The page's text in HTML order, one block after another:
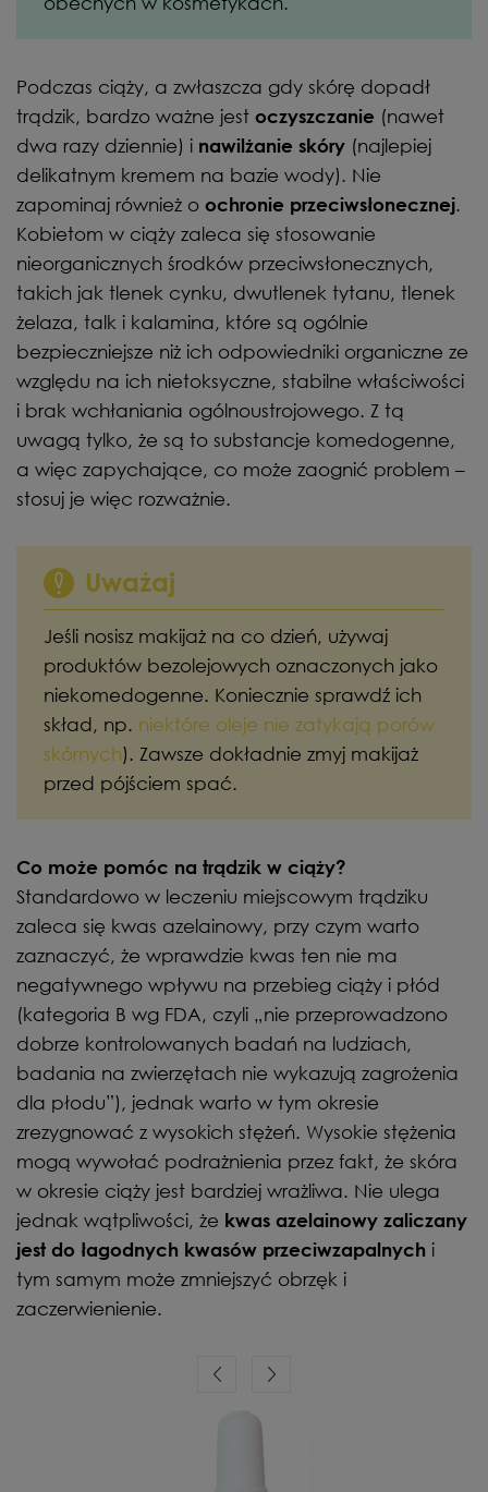
Podczas ciąży, a zwłaszcza gdy skórę dopadł
trądzik, bardzo ważne jest oczyszczanie (nawet
dwa razy dziennie) i nawilżanie skóry (najlepiej
delikatnym kremem na bazie wody). Nie
zapominaj również o ochronie przeciwsłonecznej.
Kobietom w ciąży zaleca się stosowanie
nieorganicznych środków przeciwsłonecznych,
takich jak tlenek cynku, dwutlenek tytanu, tlenek
żelaza, talk i kalamina, które są ogólnie
bezpieczniejsze niż ich odpowiedniki organiczne ze
względu na ich nietoksyczne, stabilne właściwości
i brak wchłaniania ogólnoustrojowego. Z tą
uwagą tylko, że są to substancje komedogenne,
a więc zapychające, co może zaognić problem –
stosuj je więc rozważnie.
Uważaj
Jeśli nosisz makijaż na co dzień, używaj
produktów bezolejowych oznaczonych jako
niekomedogenne. Koniecznie sprawdź ich
skład, np. niektóre oleje nie zatykają porów
skórnych). Zawsze dokładnie zmyj makijaż
przed pójściem spać.
Co może pomóc na trądzik w ciąży?
Standardowo w leczeniu miejscowym trądziku
zaleca się kwas azelainowy, przy czym warto
zaznaczyć, że wprawdzie kwas ten nie ma
negatywnego wpływu na przebieg ciąży i płód
(kategoria B wg FDA, czyli „nie przeprowadzono
dobrze kontrolowanych badań na ludziach,
badania na zwierzętach nie wykazują zagrożenia
dla płodu”), jednak warto w tym okresie
zrezygnować z wysokich stężeń. Wysokie stężenia
mogą wywołać podrażnienia przez fakt, że skóra
w okresie ciąży jest bardziej wrażliwa. Nie ulega
jednak wątpliwości, że kwas azelainowy zaliczany
jest do łagodnych kwasów przeciwzapalnych i
tym samym może zmniejszyć obrzęk i
zaczerwienienie.